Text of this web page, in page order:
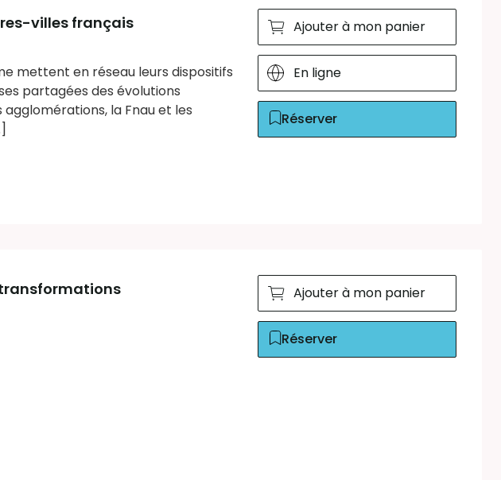
villes français
mettent en réseau leurs dispositifs
partagées des évolutions
la Fnau et les
Ajouter à mon panier
En ligne
Réserver
transformations Ajouter à mon panier
Réserver